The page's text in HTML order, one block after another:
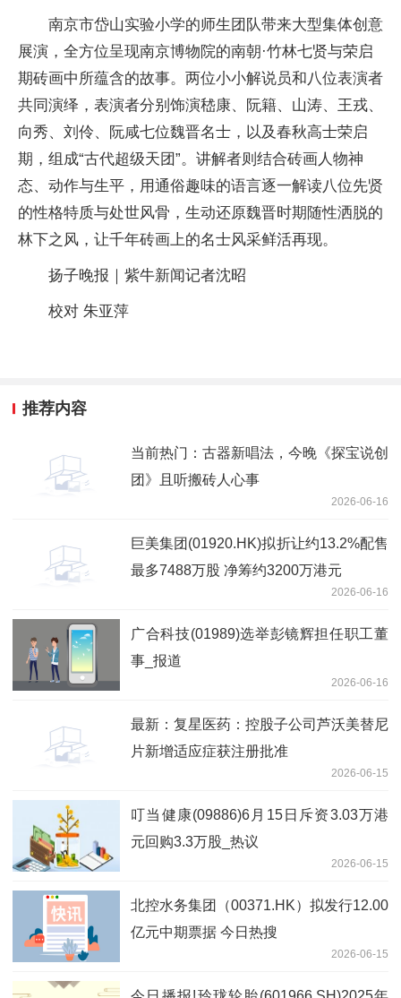
南京市岱山实验小学的师生团队带来大型集体创意
展演，全方位呈现南京博物院的南朝·竹林七贤与荣启
期砖画中所蕴含的故事。两位小小解说员和八位表演者
共同演绎，表演者分别饰演嵇康、阮籍、山涛、王戎、
向秀、刘伶、阮咸七位魏晋名士，以及春秋高士荣启
期，组成“古代超级天团”。讲解者则结合砖画人物神
态、动作与生平，用通俗趣味的语言逐一解读八位先贤
的性格特质与处世风骨，生动还原魏晋时期随性洒脱的
林下之风，让千年砖画上的名士风采鲜活再现。
扬子晚报｜紫牛新闻记者沈昭
校对 朱亚萍
推荐内容
当前热门：古器新唱法，今晚《探宝说创
团》且听搬砖人心事
2026-06-16
巨美集团(01920.HK)拟折让约13.2%配售
最多7488万股 净筹约3200万港元
2026-06-16
广合科技(01989)选举彭镜辉担任职工董
事_报道
2026-06-16
最新：复星医药：控股子公司芦沃美替尼
片新增适应症获注册批准
2026-06-15
叮当健康(09886)6月15日斥资3.03万港
元回购3.3万股_热议
2026-06-15
北控水务集团（00371.HK）拟发行12.00
亿元中期票据 今日热搜
2026-06-15